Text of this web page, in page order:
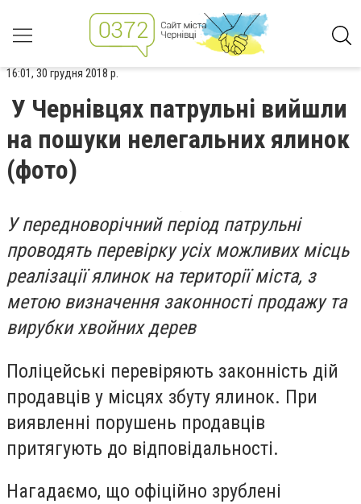
16:01, 30 грудня 2018 р.
У Чернівцях патрульні вийшли
на пошуки нелегальних ялинок
(фото)
У передноворічний період патрульні
проводять перевірку усіх можливих місць
реалізації ялинок на території міста, з
метою визначення законності продажу та
вирубки хвойних дерев
Поліцейські перевіряють законність дій
продавців у місцях збуту ялинок. При
виявленні порушень продавців
притягують до відповідальності.
Нагадаємо, що офіційно зрублені